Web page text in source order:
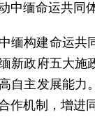
中缅命运共同
缅构建命运共
新政府五大
自主发展能
作机制，增进